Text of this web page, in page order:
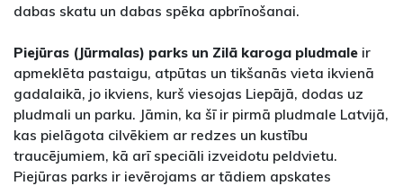
dabas skatu un dabas spēka apbrīnošanai.
Piejūras (Jūrmalas) parks un Zilā karoga pludmale ir
apmeklēta pastaigu, atpūtas un tikšanās vieta ikvienā
gadalaikā, jo ikviens, kurš viesojas Liepājā, dodas uz
pludmali un parku. Jāmin, ka šī ir pirmā pludmale Latvijā,
kas pielāgota cilvēkiem ar redzes un kustību
traucējumiem, kā arī speciāli izveidotu peldvietu.
Piejūras parks ir ievērojams ar tādiem apskates